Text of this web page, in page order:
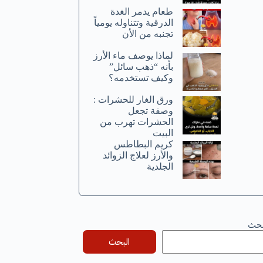
طعام يدمر الغدة
الدرقية وتتناوله يومياً
تجنبه من الأن
لماذا يوصف ماء الأرز
بأنه “ذهب سائل”
وكيف تستخدمه؟
ورق الغار للحشرات :
وصفة تجعل
الحشرات تهرب من
البيت
كريم البطاطس
والأرز لعلاج الزوائد
الجلدية
البحث